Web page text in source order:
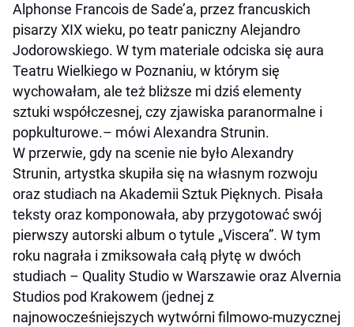
Alphonse Francois de Sade’a, przez francuskich
pisarzy XIX wieku, po teatr paniczny Alejandro
Jodorowskiego. W tym materiale odciska się aura
Teatru Wielkiego w Poznaniu, w którym się
wychowałam, ale też bliższe mi dziś elementy
sztuki współczesnej, czy zjawiska paranormalne i
popkulturowe.– mówi Alexandra Strunin.
W przerwie, gdy na scenie nie było Alexandry
Strunin, artystka skupiła się na własnym rozwoju
oraz studiach na Akademii Sztuk Pięknych. Pisała
teksty oraz komponowała, aby przygotować swój
pierwszy autorski album o tytule „Viscera”. W tym
roku nagrała i zmiksowała całą płytę w dwóch
studiach – Quality Studio w Warszawie oraz Alvernia
Studios pod Krakowem (jednej z
najnowocześniejszych wytwórni filmowo-muzycznej